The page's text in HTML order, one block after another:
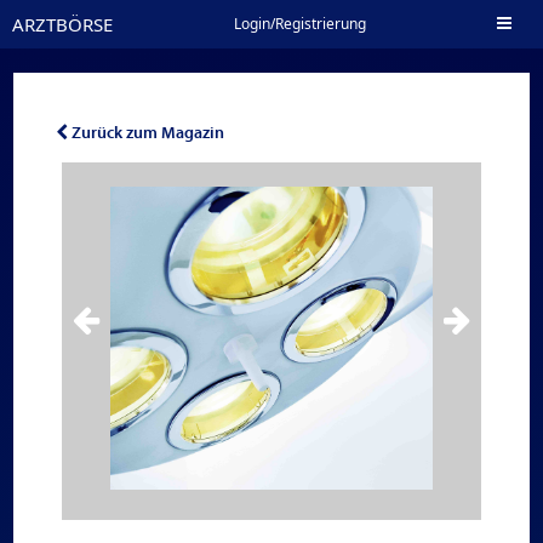
ARZTBÖRSE Login/Registrierung
Zurück zum Magazin